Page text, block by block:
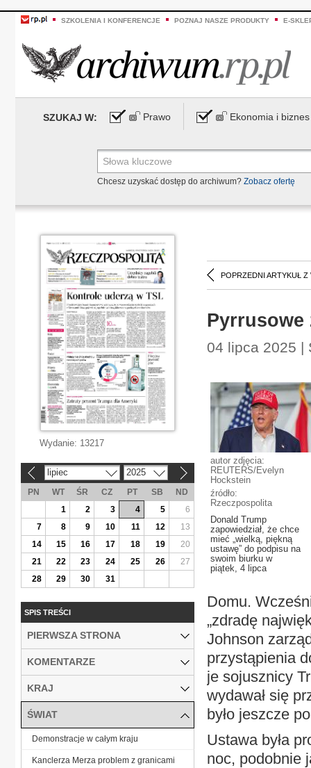
SZKOLENIA I KONFERENCJE POZNAJ NASZE PRODUKTY E-
SZUKAJ W: Prawo Ekonomia i biznes
Chcesz uzyskać dostęp do archiwum? Zobacz ofertę
POPRZEDNI ARTYKUŁ Z
Pyrrusowe
04 lipca 2025 |
autor zdjęcia:
REUTERS/Evelyn
Hockstein
źródło:
Rzeczpospolita
Donald Trump
zapowiedział, że chce
mieć „wielką, piękną
ustawę” do podpisu na
swoim biurku w
piątek, 4 lipca
Domu.
„zdradę
Johnson
przystąpienia
je sojusznicy
wydawał się
było jeszcze
Ustawa była
noc, podobnie
Wydanie: 13217
lipiec 2025
PN WT ŚR CZ PT SB
ND
1
2 3 4 5
6
7
8 9 10 11 12
13
14
15 16 17 18 19
20
21
22 23 24 25 26
27
28
29 30 31
SPIS TREŚCI
PIERWSZA STRONA
KOMENTARZE
KRAJ
ŚWIAT
Demonstracje w całym kraju
Kanclerza Merza problem z granicami